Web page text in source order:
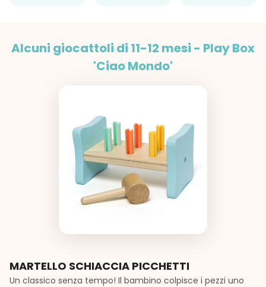
Alcuni giocattoli di 11-12 mesi - Play Box
'Ciao Mondo'
MARTELLO SCHIACCIA PICCHETTI
Un classico senza tempo! Il bambino colpisce i pezzi uno